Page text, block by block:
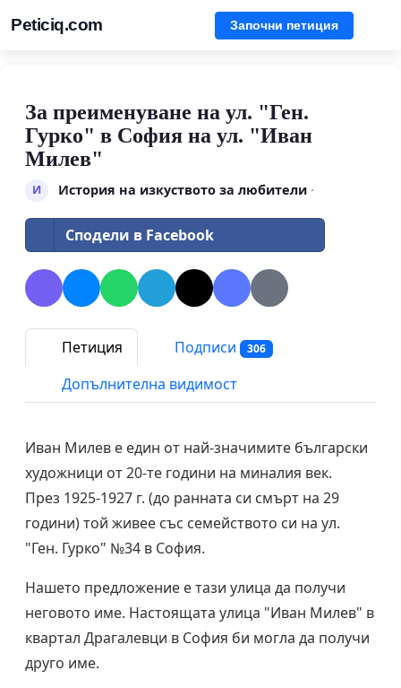
Peticiq.com Започни петиция
За преименуване на ул. "Ген.
Гурко" в София на ул. "Иван
Милев"
И История на изкуството за любители·
Сподели в Facebook
Петиция Подписи 306
Допълнителна видимост
Иван Милев е един от най-значимите български
художници от 20-те години на миналия век.
През 1925-1927 г. (до ранната си смърт на 29
години) той живее със семейството си на ул.
"Ген. Гурко" №34 в София.
Нашето предложение е тази улица да получи
неговото име. Настоящата улица "Иван Милев" в
квартал Драгалевци в София би могла да получи
друго име.